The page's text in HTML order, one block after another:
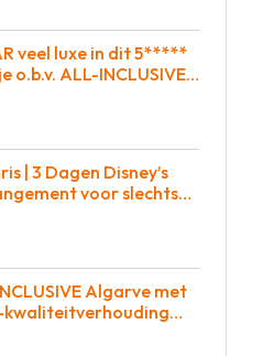
veel luxe in dit 5*****
o.b.v. ALL-INCLUSIVE =
| 3 Dagen Disney’s
voor slechts
Algarve met